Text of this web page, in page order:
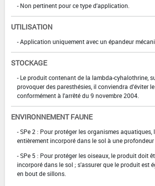
- Non pertinent pour ce type d'application.
UTILISATION
- Application uniquement avec un épandeur
STOCKAGE
- Le produit contenant de la lambda-cyhalothrine,
provoquer des paresthésies, il conviendra d'éviter
conformément à l'arrêté du 9 novembre 2004.
ENVIRONNEMENT FAUNE
- SPe 2 : Pour protéger les organismes
entièrement incorporé dans le sol à une profondeur
- SPe 5 : Pour protéger les oiseaux, le produit doit
incorporé dans le sol ; s'assurer que le produit est
en bout de sillons.